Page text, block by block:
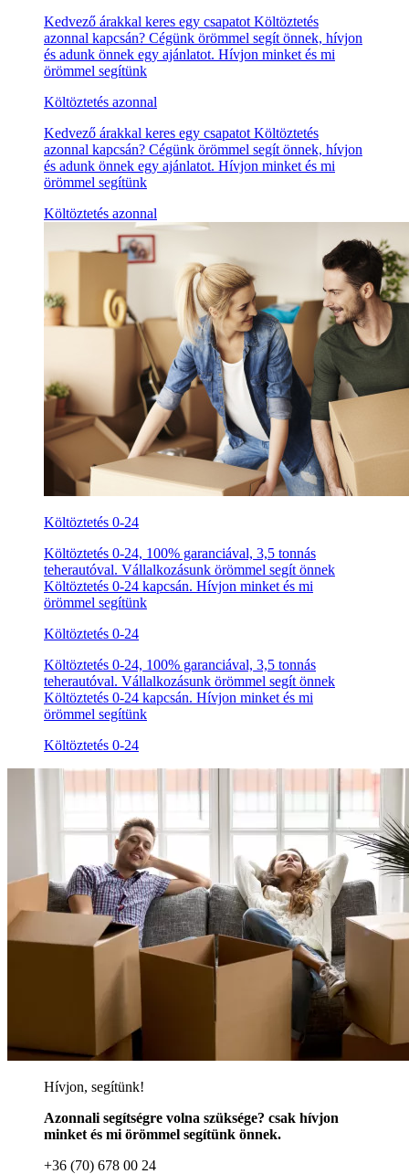
Kedvező árakkal keres egy csapatot Költöztetés
azonnal kapcsán? Cégünk örömmel segít önnek, hívjon
és adunk önnek egy ajánlatot. Hívjon minket és mi
örömmel segítünk
Költöztetés azonnal
Kedvező árakkal keres egy csapatot Költöztetés
azonnal kapcsán? Cégünk örömmel segít önnek, hívjon
és adunk önnek egy ajánlatot. Hívjon minket és mi
örömmel segítünk
Költöztetés azonnal
Költöztetés 0-24
Költöztetés 0-24, 100% garanciával, 3,5 tonnás
teherautóval. Vállalkozásunk örömmel segít önnek
Költöztetés 0-24 kapcsán. Hívjon minket és mi
örömmel segítünk
Költöztetés 0-24
Költöztetés 0-24, 100% garanciával, 3,5 tonnás
teherautóval. Vállalkozásunk örömmel segít önnek
Költöztetés 0-24 kapcsán. Hívjon minket és mi
örömmel segítünk
Költöztetés 0-24
Hívjon, segítünk!
Azonnali segítségre volna szüksége? csak hívjon
minket és mi örömmel segítünk önnek.
+36 (70) 678 00 24